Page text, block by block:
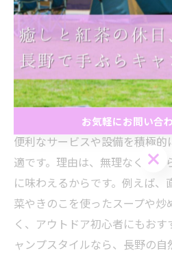
事前にリスト化することで、
地元食材を活かしたキャンプ料
長野県で安心して楽しめる
結論として、長野県で初心者
楽しむには、地元の食材を使っ
便利なサービスや設備を積極
適です。理由は、無理なく始め
に味わえるからです。例えば
菜やきのこを使ったスープや炒
く、アウトドア初心者にもお
ャンプスタイルなら、長野の
お気軽にお問い合
お気軽にお問い合